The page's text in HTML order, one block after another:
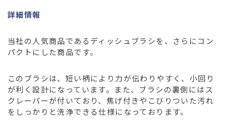
詳細情報
当社の人気商品であるディッシュブラシを、さらにコン
パクトにした商品です。
このブラシは、短い柄により力が伝わりやすく、小回り
が利く設計になっています。また、ブラシの裏側にはス
クレーパーが付いており、焦げ付きやこびりついた汚れ
をしっかりと洗浄できる仕様になっております。